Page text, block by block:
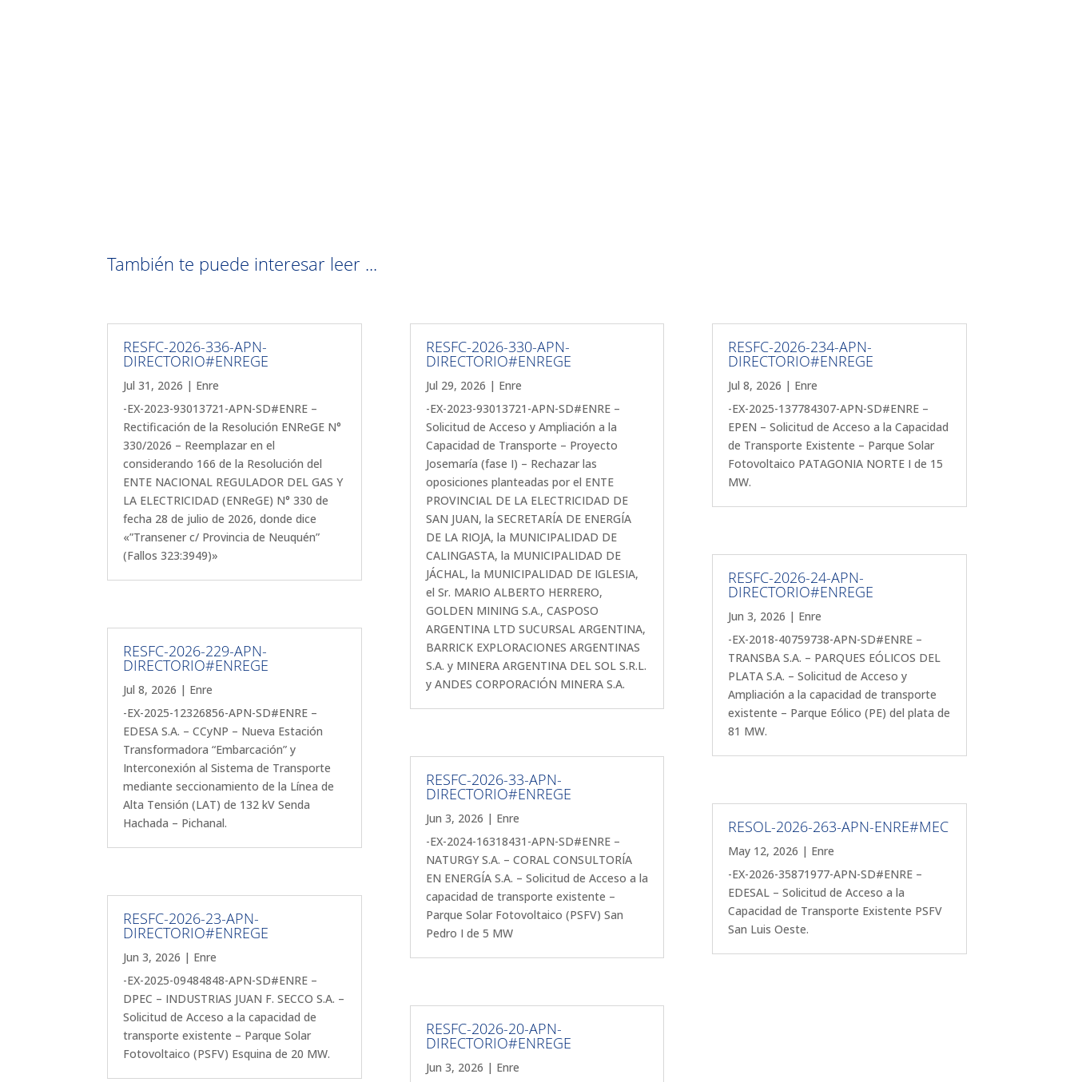
También te puede interesar leer ...
RESFC-2026-336-APN-
DIRECTORIO#ENREGE
Jul 31, 2026 | Enre
-EX-2023-93013721-APN-SD#ENRE –
Rectificación de la Resolución ENReGE N°
330/2026 – Reemplazar en el
considerando 166 de la Resolución del
ENTE NACIONAL REGULADOR DEL GAS Y
LA ELECTRICIDAD (ENReGE) N° 330 de
fecha 28 de julio de 2026, donde dice
«”Transener c/ Provincia de Neuquén”
(Fallos 323:3949)»
RESFC-2026-229-APN-
DIRECTORIO#ENREGE
Jul 8, 2026 | Enre
-EX-2025-12326856-APN-SD#ENRE –
EDESA S.A. – CCyNP – Nueva Estación
Transformadora “Embarcación” y
Interconexión al Sistema de Transporte
mediante seccionamiento de la Línea de
Alta Tensión (LAT) de 132 kV Senda
Hachada – Pichanal.
RESFC-2026-23-APN-
DIRECTORIO#ENREGE
Jun 3, 2026 | Enre
-EX-2025-09484848-APN-SD#ENRE –
DPEC – INDUSTRIAS JUAN F. SECCO S.A. –
Solicitud de Acceso a la capacidad de
transporte existente – Parque Solar
Fotovoltaico (PSFV) Esquina de 20 MW.
RESFC-2026-330-APN-
DIRECTORIO#ENREGE
Jul 29, 2026 | Enre
-EX-2023-93013721-APN-SD#ENRE –
Solicitud de Acceso y Ampliación a la
Capacidad de Transporte – Proyecto
Josemaría (fase I) – Rechazar las
oposiciones planteadas por el ENTE
PROVINCIAL DE LA ELECTRICIDAD DE
SAN JUAN, la SECRETARÍA DE ENERGÍA
DE LA RIOJA, la MUNICIPALIDAD DE
CALINGASTA, la MUNICIPALIDAD DE
JÁCHAL, la MUNICIPALIDAD DE IGLESIA,
el Sr. MARIO ALBERTO HERRERO,
GOLDEN MINING S.A., CASPOSO
ARGENTINA LTD SUCURSAL ARGENTINA,
BARRICK EXPLORACIONES ARGENTINAS
S.A. y MINERA ARGENTINA DEL SOL S.R.L.
y ANDES CORPORACIÓN MINERA S.A.
RESFC-2026-33-APN-
DIRECTORIO#ENREGE
Jun 3, 2026 | Enre
-EX-2024-16318431-APN-SD#ENRE –
NATURGY S.A. – CORAL CONSULTORÍA
EN ENERGÍA S.A. – Solicitud de Acceso a la
capacidad de transporte existente –
Parque Solar Fotovoltaico (PSFV) San
Pedro I de 5 MW
RESFC-2026-20-APN-
DIRECTORIO#ENREGE
Jun 3, 2026 | Enre
RESFC-2026-234-APN-
DIRECTORIO#ENREGE
Jul 8, 2026 | Enre
-EX-2025-137784307-APN-SD#ENRE –
EPEN – Solicitud de Acceso a la Capacidad
de Transporte Existente – Parque Solar
Fotovoltaico PATAGONIA NORTE I de 15
MW.
RESFC-2026-24-APN-
DIRECTORIO#ENREGE
Jun 3, 2026 | Enre
-EX-2018-40759738-APN-SD#ENRE –
TRANSBA S.A. – PARQUES EÓLICOS DEL
PLATA S.A. – Solicitud de Acceso y
Ampliación a la capacidad de transporte
existente – Parque Eólico (PE) del plata de
81 MW.
RESOL-2026-263-APN-ENRE#MEC
May 12, 2026 | Enre
-EX-2026-35871977-APN-SD#ENRE –
EDESAL – Solicitud de Acceso a la
Capacidad de Transporte Existente PSFV
San Luis Oeste.